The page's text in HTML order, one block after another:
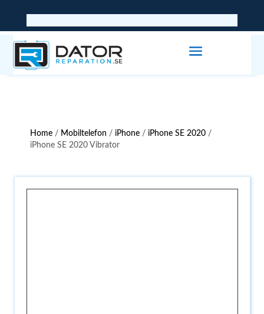
Home / Mobiltelefon / iPhone / iPhone SE 2020 /
iPhone SE 2020 Vibrator